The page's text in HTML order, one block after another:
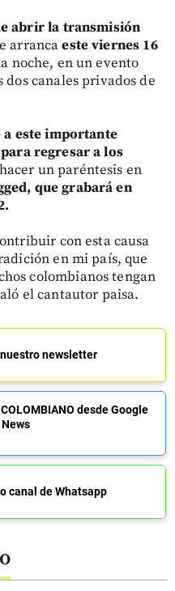
abrir la transmisión
arrancaeste viernes 16
noche, en un evento
canales privados de
este importante
regresar a los
un paréntesis en
que grabará en
con esta causa
en mi país, que
colombianos tengan
el cantautor paisa.
newsletter
desde Google
News
canal de Whatsapp